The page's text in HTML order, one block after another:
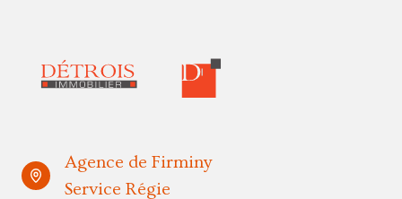
Agence de Firminy
Service Régie